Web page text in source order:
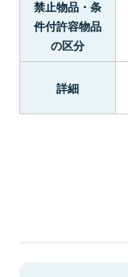
禁止物品・条
件付許容物品
の区分
詳細